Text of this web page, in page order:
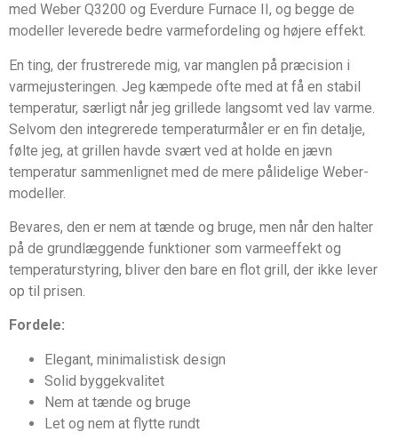
med Weber Q3200 og Everdure Furnace II, og begge de
modeller leverede bedre varmefordeling og højere effekt.
En ting, der frustrerede mig, var manglen på præcision i
varmejusteringen. Jeg kæmpede ofte med at få en stabil
temperatur, særligt når jeg grillede langsomt ved lav varme.
Selvom den integrerede temperaturmåler er en fin detalje,
følte jeg, at grillen havde svært ved at holde en jævn
temperatur sammenlignet med de mere pålidelige Weber-
modeller.
Bevares, den er nem at tænde og bruge, men når den halter
på de grundlæggende funktioner som varmeeffekt og
temperaturstyring, bliver den bare en flot grill, der ikke lever
op til prisen.
Fordele:
Elegant, minimalistisk design
Solid byggekvalitet
Nem at tænde og bruge
Let og nem at flytte rundt